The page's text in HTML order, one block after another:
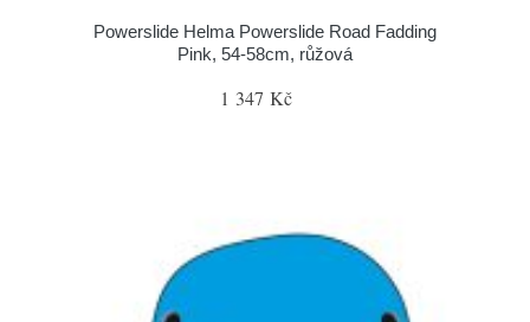
Powerslide Helma Powerslide Road Fadding
Pink, 54-58cm, růžová
1 347 Kč